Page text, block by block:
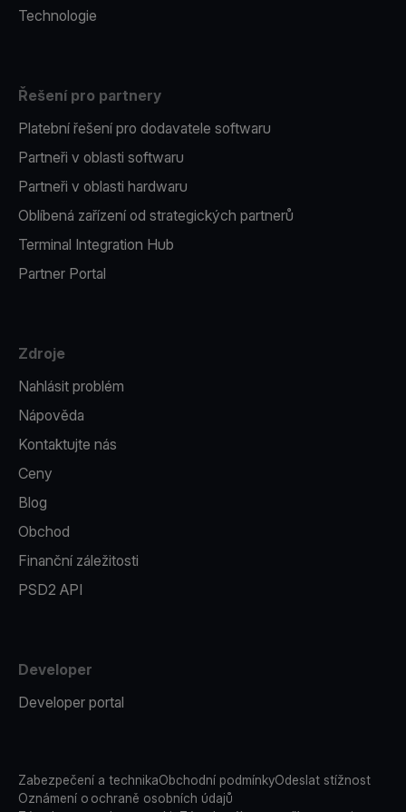
Technologie
Řešení pro partnery
Platební řešení pro dodavatele softwaru
Partneři v oblasti softwaru
Partneři v oblasti hardwaru
Oblíbená zařízení od strategických partnerů
Terminal Integration Hub
Partner Portal
Zdroje
Nahlásit problém
Nápověda
Kontaktujte nás
Ceny
Blog
Obchod
Finanční záležitosti
PSD2 API
Developer
Developer portal
Zabezpečení a technikaObchodní podmínkyOdeslat stížnost
Oznámení o ochraně osobních údajů